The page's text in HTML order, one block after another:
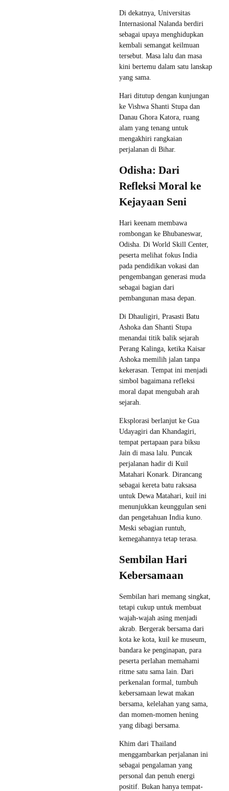
Di dekatnya, Universitas
Internasional Nalanda berdiri
sebagai upaya menghidupkan
kembali semangat keilmuan
tersebut. Masa lalu dan masa
kini bertemu dalam satu lanskap
yang sama.
Hari ditutup dengan kunjungan
ke Vishwa Shanti Stupa dan
Danau Ghora Katora, ruang
alam yang tenang untuk
mengakhiri rangkaian
perjalanan di Bihar.
Odisha: Dari
Refleksi Moral ke
Kejayaan Seni
Hari keenam membawa
rombongan ke Bhubaneswar,
Odisha. Di World Skill Center,
peserta melihat fokus India
pada pendidikan vokasi dan
pengembangan generasi muda
sebagai bagian dari
pembangunan masa depan.
Di Dhauligiri, Prasasti Batu
Ashoka dan Shanti Stupa
menandai titik balik sejarah
Perang Kalinga, ketika Kaisar
Ashoka memilih jalan tanpa
kekerasan. Tempat ini menjadi
simbol bagaimana refleksi
moral dapat mengubah arah
sejarah.
Eksplorasi berlanjut ke Gua
Udayagiri dan Khandagiri,
tempat pertapaan para biksu
Jain di masa lalu. Puncak
perjalanan hadir di Kuil
Matahari Konark. Dirancang
sebagai kereta batu raksasa
untuk Dewa Matahari, kuil ini
menunjukkan keunggulan seni
dan pengetahuan India kuno.
Meski sebagian runtuh,
kemegahannya tetap terasa.
Sembilan Hari
Kebersamaan
Sembilan hari memang singkat,
tetapi cukup untuk membuat
wajah-wajah asing menjadi
akrab. Bergerak bersama dari
kota ke kota, kuil ke museum,
bandara ke penginapan, para
peserta perlahan memahami
ritme satu sama lain. Dari
perkenalan formal, tumbuh
kebersamaan lewat makan
bersama, kelelahan yang sama,
dan momen-momen hening
yang dibagi bersama.
Khim dari Thailand
menggambarkan perjalanan ini
sebagai pengalaman yang
personal dan penuh energi
positif. Bukan hanya tempat-